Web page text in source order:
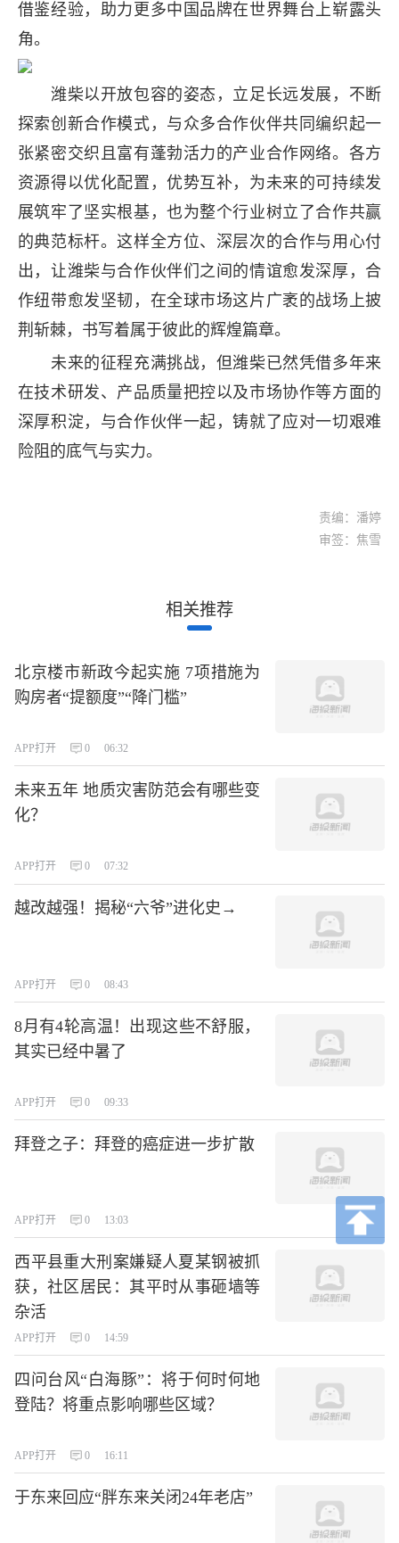
借鉴经验，助力更多中国品牌在世界舞台上崭露头
角。
潍柴以开放包容的姿态，立足长远发展，不断
探索创新合作模式，与众多合作伙伴共同编织起一
张紧密交织且富有蓬勃活力的产业合作网络。各方
资源得以优化配置，优势互补，为未来的可持续发
展筑牢了坚实根基，也为整个行业树立了合作共赢
的典范标杆。这样全方位、深层次的合作与用心付
出，让潍柴与合作伙伴们之间的情谊愈发深厚，合
作纽带愈发坚韧，在全球市场这片广袤的战场上披
荆斩棘，书写着属于彼此的辉煌篇章。
未来的征程充满挑战，但潍柴已然凭借多年来
在技术研发、产品质量把控以及市场协作等方面的
深厚积淀，与合作伙伴一起，铸就了应对一切艰难
险阻的底气与实力。
责编：潘婷
审签：焦雪
相关推荐
北京楼市新政今起实施 7项措施为
购房者“提额度”“降门槛”
APP打开 0 06:32
未来五年 地质灾害防范会有哪些变
化？
APP打开 0 07:32
越改越强！揭秘“六爷”进化史→
APP打开 0 08:43
8月有4轮高温！出现这些不舒服，
其实已经中暑了
APP打开 0 09:33
拜登之子：拜登的癌症进一步扩散
APP打开 0 13:03
西平县重大刑案嫌疑人夏某钢被抓
获，社区居民：其平时从事砸墙等
杂活
APP打开 0 14:59
四问台风“白海豚”：将于何时何地
登陆？将重点影响哪些区域？
APP打开 0 16:11
于东来回应“胖东来关闭24年老店”